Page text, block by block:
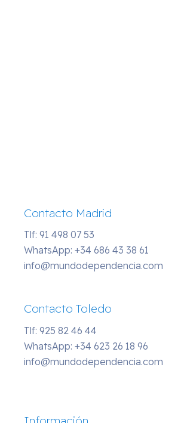
Contacto Madrid
Tlf: 91 498 07 53
WhatsApp:+34 686 43 38 61
info@mundodependencia.com
Contacto Toledo
Tlf: 925 82 46 44
WhatsApp:+34 623 26 18 96
info@mundodependencia.com